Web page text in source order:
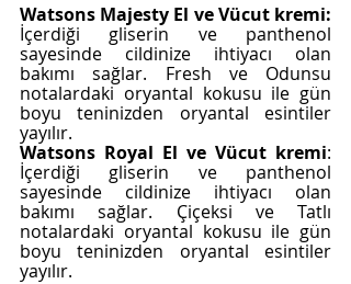
Watsons Majesty El ve Vücut kremi:
İçerdiği gliserin ve panthenol
sayesinde cildinize ihtiyacı olan
bakımı sağlar. Fresh ve Odunsu
notalardaki oryantal kokusu ile gün
boyu teninizden oryantal esintiler
yayılır.
Watsons Royal El ve Vücut kremi:
İçerdiği gliserin ve panthenol
sayesinde cildinize ihtiyacı olan
bakımı sağlar. Çiçeksi ve Tatlı
notalardaki oryantal kokusu ile gün
boyu teninizden oryantal esintiler
yayılır.